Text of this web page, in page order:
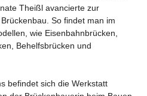
Theißl avancierte zur
So findet man im
wie Eisenbahnbrücken,
Behelfsbrücken und
befindet sich die Werkstatt